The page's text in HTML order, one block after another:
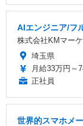
AIエンジニア/フ
株式会社KMマー
埼玉県
月給33万円～
正社員
世界的スマホメ